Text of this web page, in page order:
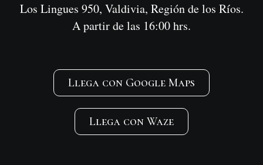
Los Lingues 950, Valdivia, Región de los Ríos.
A partir de las 16:00 hrs.
Llega con Google Maps
Llega con Waze